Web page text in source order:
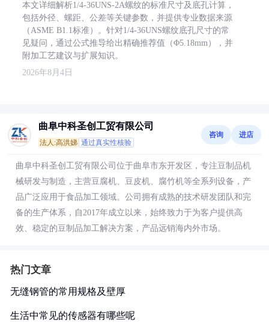
本文详细解析1/4-36UNS-2A螺纹的标准尺寸及底孔计算，
包括外径、螺距、公差等关键参数，并提供专业数据来源
（ASME B1.1标准）。针对1/4-36UNS螺纹底孔尺寸的常
见疑问，通过公式推导给出精确推荐值（Φ5.18mm），并
附加工艺建议与扩展知识。
2026年8月4日
曲阜中科圣创工贸有限公司
法人:高洪娣 通过真实性核验
咨询 进店
曲阜中科圣创工贸有限公司位于曲阜市东开发区，专注豆制品机
械研发与制造，主营豆腐机、豆皮机、腐竹机等全系列设备，产
品广泛应用于食品加工领域。公司拥有成熟的技术研发团队和完
备的生产体系，自2017年成立以来，始终致力于为客户提供高
效、稳定的豆制品加工解决方案，产品远销海内外市场。
热门文章
无缝钢管的常用规格及壁厚
生活中常见的传感器有哪些呢